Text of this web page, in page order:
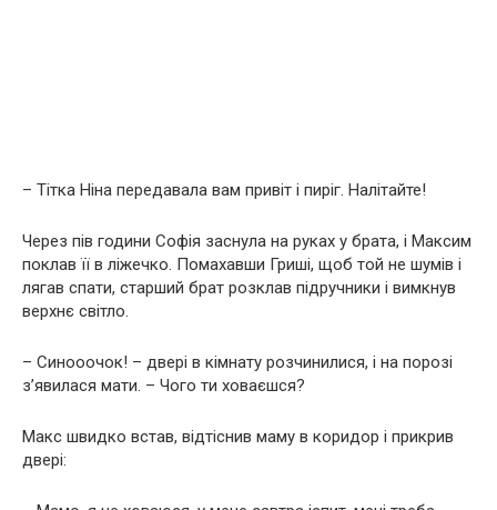
– Тітка Ніна передавала вам привіт і пиріг. Налітайте!
Через пів години Софія заснула на руках у брата, і Максим
поклав її в ліжечко. Помахавши Гриші, щоб той не шумів і
лягав спати, старший брат розклав підручники і вимкнув
верхнє світло.
– Синооочок! – двері в кімнату розчинилися, і на порозі
з’явилася мати. – Чого ти ховаєшся?
Макс швидко встав, відтіснив маму в коридор і прикрив
двері: